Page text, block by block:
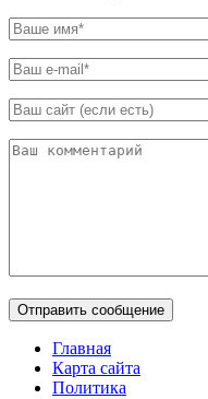
Главная
Карта сайта
Политика